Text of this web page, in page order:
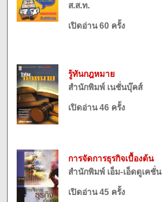
ส.ส.ท.
เปิดอ่าน 60 ครั้ง
รู้ทันกฎหมาย
สำนักพิมพ์ เนชั่นบุ๊คส์
เปิดอ่าน 46 ครั้ง
การจัดการธุรกิจเบื้องต้น
สำนักพิมพ์ เอ็ม-เอ็ดดูเคชั่น
เปิดอ่าน 45 ครั้ง